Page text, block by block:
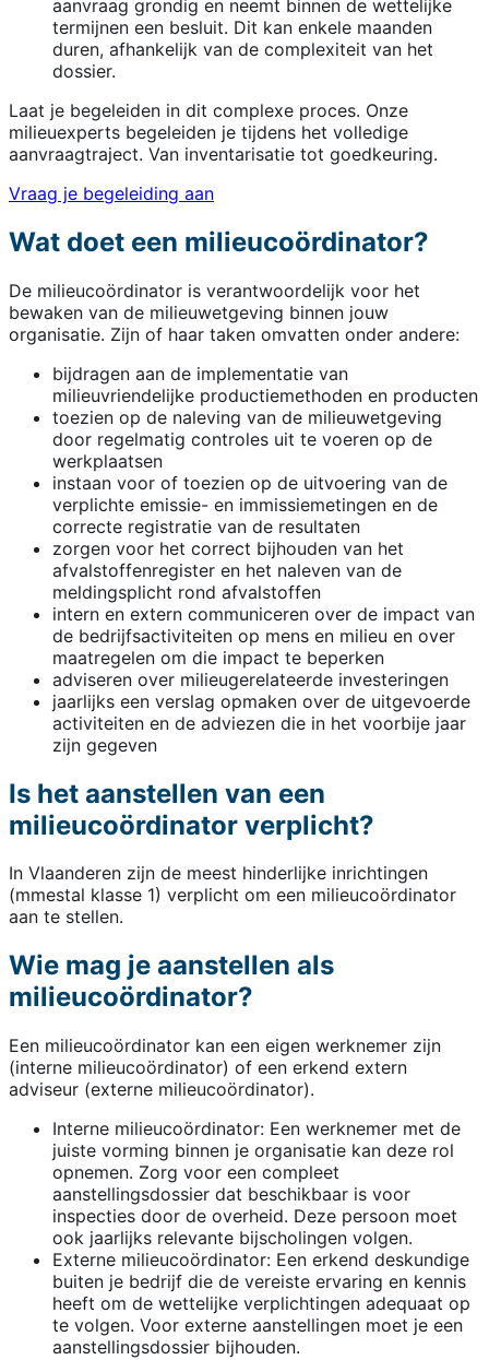
aanvraag grondig en neemt binnen de wettelijke
termijnen een besluit. Dit kan enkele maanden
duren, afhankelijk van de complexiteit van het
dossier.
Laat je begeleiden in dit complexe proces. Onze
milieuexperts begeleiden je tijdens het volledige
aanvraagtraject. Van inventarisatie tot goedkeuring.
Vraag je begeleiding aan
Wat doet een milieucoördinator?
De milieucoördinator is verantwoordelijk voor het
bewaken van de milieuwetgeving binnen jouw
organisatie. Zijn of haar taken omvatten onder andere:
bijdragen aan de implementatie van
milieuvriendelijke productiemethoden en producten
toezien op de naleving van de milieuwetgeving
door regelmatig controles uit te voeren op de
werkplaatsen
instaan voor of toezien op de uitvoering van de
verplichte emissie- en immissiemetingen en de
correcte registratie van de resultaten
zorgen voor het correct bijhouden van het
afvalstoffenregister en het naleven van de
meldingsplicht rond afvalstoffen
intern en extern communiceren over de impact van
de bedrijfsactiviteiten op mens en milieu en over
maatregelen om die impact te beperken
adviseren over milieugerelateerde investeringen
jaarlijks een verslag opmaken over de uitgevoerde
activiteiten en de adviezen die in het voorbije jaar
zijn gegeven
Is het aanstellen van een
milieucoördinator verplicht?
In Vlaanderen zijn de meest hinderlijke inrichtingen
(mmestal klasse 1) verplicht om een milieucoördinator
aan te stellen.
Wie mag je aanstellen als
milieucoördinator?
Een milieucoördinator kan een eigen werknemer zijn
(interne milieucoördinator) of een erkend extern
adviseur (externe milieucoördinator).
Interne milieucoördinator: Een werknemer met de
juiste vorming binnen je organisatie kan deze rol
opnemen. Zorg voor een compleet
aanstellingsdossier dat beschikbaar is voor
inspecties door de overheid. Deze persoon moet
ook jaarlijks relevante bijscholingen volgen.
Externe milieucoördinator: Een erkend deskundige
buiten je bedrijf die de vereiste ervaring en kennis
heeft om de wettelijke verplichtingen adequaat op
te volgen. Voor externe aanstellingen moet je een
aanstellingsdossier bijhouden.